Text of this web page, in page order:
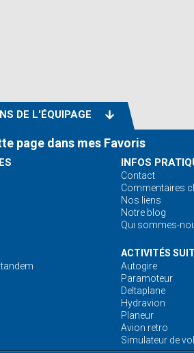
DE L'ÉQUIPAGE
page dans mes Favoris
INFOS
Contact
Commentaires
Nos liens
Notre blog
Qui sommes-
ACTIVITÉS
Autogire
Paramoteur
Deltaplane
Hydravion
Planeur
Avion retro
Simulateur de vol